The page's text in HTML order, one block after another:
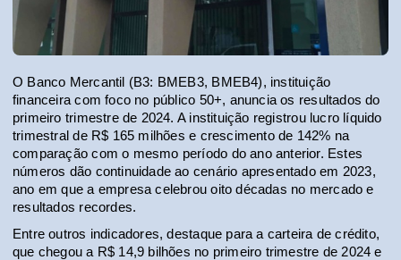
O Banco Mercantil (B3: BMEB3, BMEB4), instituição
financeira com foco no público 50+, anuncia os resultados do
primeiro trimestre de 2024. A instituição registrou lucro líquido
trimestral de R$ 165 milhões e crescimento de 142% na
comparação com o mesmo período do ano anterior. Estes
números dão continuidade ao cenário apresentado em 2023,
ano em que a empresa celebrou oito décadas no mercado e
resultados recordes.
Entre outros indicadores, destaque para a carteira de crédito,
que chegou a R$ 14,9 bilhões no primeiro trimestre de 2024 e